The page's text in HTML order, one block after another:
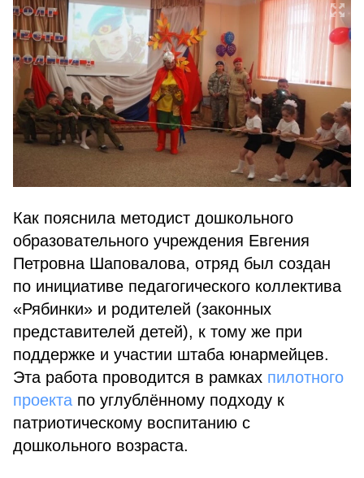
Как пояснила методист дошкольного
образовательного учреждения Евгения
Петровна Шаповалова, отряд был создан
по инициативе педагогического коллектива
«Рябинки» и родителей (законных
представителей детей), к тому же при
поддержке и участии штаба юнармейцев.
Эта работа проводится в рамках пилотного
проекта по углублённому подходу к
патриотическому воспитанию с
дошкольного возраста.